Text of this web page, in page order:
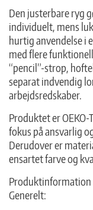
Den justerbare ryg
individuelt, mens
hurtig anvendelse i
med flere
“pencil”-strop,
separat indvendig
arbejdsredskaber.
Produktet er
fokus på ansvarlig
Derudover er
ensartet farve og
Produktinformation
Generelt: